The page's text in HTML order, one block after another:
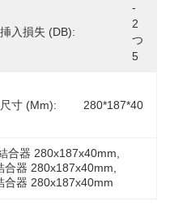
挿入損失 (dB):
-
2
つ
5
尺寸 (mm): 280*187*40
合器 280x187x40mm
合器 280x187x40mm
合器 280x187x40mm